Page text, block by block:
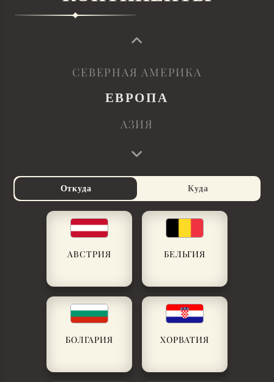
ЕВРОПА
АЗИЯ
СЕВЕРНАЯ АМЕРИКА
Откуда Куда
АВСТРИЯ БЕЛЬГИЯ
БОЛГАРИЯ ХОРВАТИЯ